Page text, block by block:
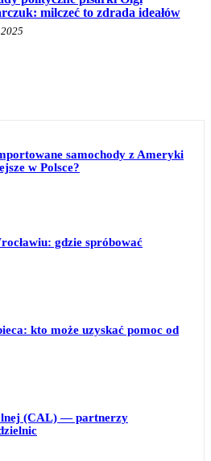
milczeć to zdrada ideałów
samochody z Ameryki
w Polsce?
gdzie spróbować
kto może uzyskać pomoc od
(CAL) — partnerzy